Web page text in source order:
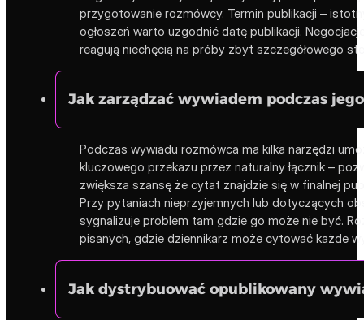
przygotowanie rozmówcy. Termin publikacji –
ogłoszeń warto uzgodnić datę publikacji.
reagują niechęcią na próby zbyt szczegółowego
Jak zarządzać wywiadem podczas
Podczas wywiadu rozmówca ma kilka narzędzi
kluczowego przekazu przez naturalny łącznik –
zwiększa szansę że cytat znajdzie się w finalnej
Przy pytaniach nieprzyjemnych lub dotyczących
sygnalizuje problem tam gdzie go może nie być.
pisanych, gdzie dziennikarz może cytować każde
Jak dystrybuować opublikowany